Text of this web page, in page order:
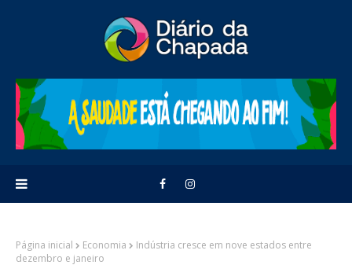
Página inicial Economia
Indústria cresce em nove estados entre
dezembro e janeiro